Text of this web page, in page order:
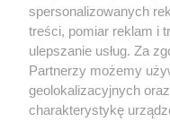
X
spersonalizowanych
treści, pomiar reklam i
ulepszanie usług. Za
Partnerzy możemy
geolokalizacyjnych
charakterystykę